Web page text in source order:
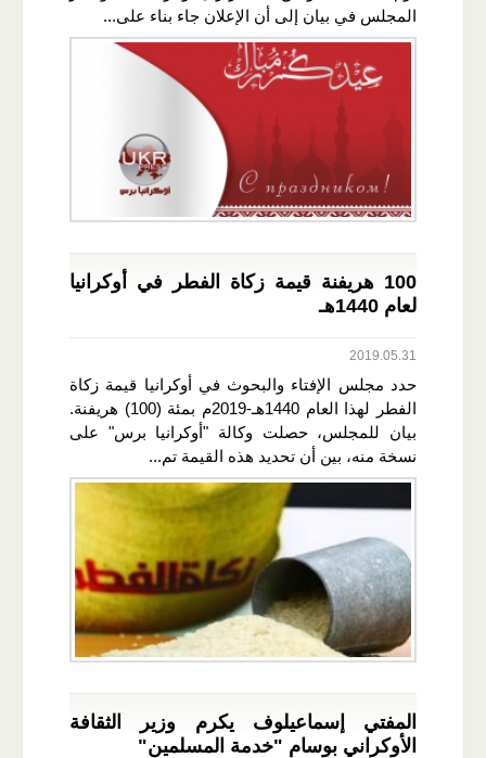
المجلس في بيان إلى أن الإعلان جاء بناء على...
100 هريفنة قيمة زكاة الفطر في أوكرانيا
لعام 1440هـ
2019.05.31
حدد مجلس الإفتاء والبحوث في أوكرانيا قيمة زكاة
الفطر لهذا العام 1440هـ-2019م بمئة (100) هريفنة.
بيان للمجلس، حصلت وكالة "أوكرانيا برس" على
نسخة منه، بين أن تحديد هذه القيمة تم...
المفتي إسماعيلوف يكرم وزير الثقافة
الأوكراني بوسام "خدمة المسلمين"